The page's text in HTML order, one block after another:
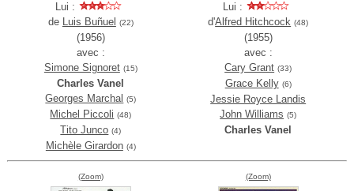
Lui :
de Luis Buñuel (22)
(1956)
avec :
Simone Signoret (15)
Charles Vanel
Georges Marchal (5)
Michel Piccoli (48)
Tito Junco (4)
Michèle Girardon (4)
Lui :
d'Alfred Hitchcock (48)
(1955)
avec :
Cary Grant (33)
Grace Kelly (6)
Jessie Royce Landis
John Williams (5)
Charles Vanel
(Zoom) (Zoom)